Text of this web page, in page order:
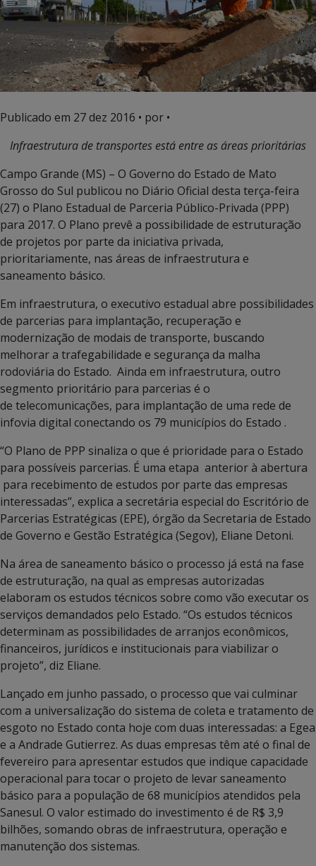
Publicado em 27 dez 2016 • por •
Infraestrutura de transportes está entre as áreas prioritárias
Campo Grande (MS) – O Governo do Estado de Mato
Grosso do Sul publicou no Diário Oficial desta terça-feira
(27) o Plano Estadual de Parceria Público-Privada (PPP)
para 2017. O Plano prevê a possibilidade de estruturação
de projetos por parte da iniciativa privada,
prioritariamente, nas áreas de infraestrutura e
saneamento básico.
Em infraestrutura, o executivo estadual abre possibilidades
de parcerias para implantação, recuperação e
modernização de modais de transporte, buscando
melhorar a trafegabilidade e segurança da malha
rodoviária do Estado. Ainda em infraestrutura, outro
segmento prioritário para parcerias é o
de telecomunicações, para implantação de uma rede de
infovia digital conectando os 79 municípios do Estado .
“O Plano de PPP sinaliza o que é prioridade para o Estado
para possíveis parcerias. É uma etapa anterior à abertura
para recebimento de estudos por parte das empresas
interessadas”, explica a secretária especial do Escritório de
Parcerias Estratégicas (EPE), órgão da Secretaria de Estado
de Governo e Gestão Estratégica (Segov), Eliane Detoni.
Na área de saneamento básico o processo já está na fase
de estruturação, na qual as empresas autorizadas
elaboram os estudos técnicos sobre como vão executar os
serviços demandados pelo Estado. “Os estudos técnicos
determinam as possibilidades de arranjos econômicos,
financeiros, jurídicos e institucionais para viabilizar o
projeto”, diz Eliane.
Lançado em junho passado, o processo que vai culminar
com a universalização do sistema de coleta e tratamento de
esgoto no Estado conta hoje com duas interessadas: a Egea
e a Andrade Gutierrez. As duas empresas têm até o final de
fevereiro para apresentar estudos que indique capacidade
operacional para tocar o projeto de levar saneamento
básico para a população de 68 municípios atendidos pela
Sanesul. O valor estimado do investimento é de R$ 3,9
bilhões, somando obras de infraestrutura, operação e
manutenção dos sistemas.